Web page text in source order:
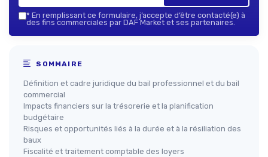
* En remplissant ce formulaire, j’accepte d’être contacté(e) à
des fins commerciales par DAF Market et ses partenaires.
SOMMAIRE
Définition et cadre juridique du bail professionnel et du bail
commercial
Impacts financiers sur la trésorerie et la planification
budgétaire
Risques et opportunités liés à la durée et à la résiliation des
baux
Fiscalité et traitement comptable des loyers